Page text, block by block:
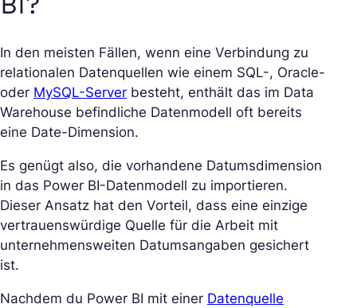
In den meisten Fällen, wenn eine Verbindung zu
relationalen Datenquellen wie einem SQL-, Oracle-
oder MySQL-Server besteht, enthält das im Data
Warehouse befindliche Datenmodell oft bereits
eine Date-Dimension.
Es genügt also, die vorhandene Datumsdimension
in das Power BI-Datenmodell zu importieren.
Dieser Ansatz hat den Vorteil, dass eine einzige
vertrauenswürdige Quelle für die Arbeit mit
unternehmensweiten Datumsangaben gesichert
ist.
Nachdem du Power BI mit einer Datenquelle